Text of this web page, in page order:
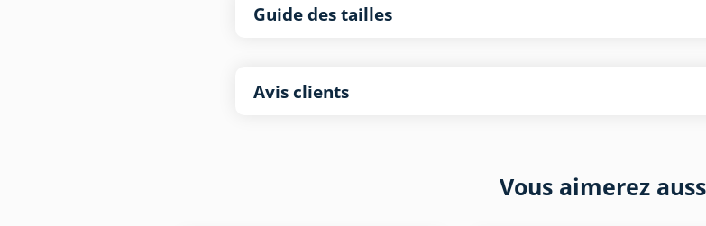
Guide des tailles
Avis clients
Vous aimerez